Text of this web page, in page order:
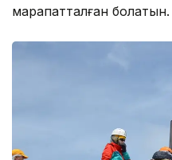
марапатталған болатын.